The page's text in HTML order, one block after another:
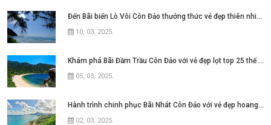
Đến Bãi biển Lò Vôi Côn Đảo thưởng thức vẻ đẹp thiên nhiên hùng vĩ
10, 03, 2025.
Khám phá Bãi Đầm Trầu Côn Đảo với vẻ đẹp lọt top 25 thế giới
05, 03, 2025.
Hành trình chinh phục Bãi Nhát Côn Đảo với vẻ đẹp hoang sơ và yên bình
02, 03, 2025.